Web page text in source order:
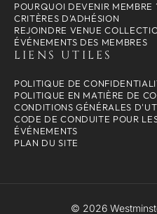
POURQUOI DEVENIR MEMBRE
CRITÈRES D'ADHÉSION
REJOINDRE VENUE
ÉVÉNEMENTS DES MEMBRES
LIENS UTILES
POLITIQUE DE
POLITIQUE EN MATIÈRE DE
CONDITIONS GÉNÉRALES
CODE DE CONDUITE POUR
ÉVÉNEMENTS
PLAN DU SITE
© 2026